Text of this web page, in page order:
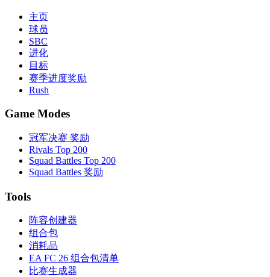
主页
球员
SBC
进化
目标
赛季进度奖励
Rush
Game Modes
冠军决赛 奖励
Rivals Top 200
Squad Battles Top 200
Squad Battles 奖励
Tools
阵容创建器
组合包
消耗品
EA FC 26 组合包清单
比赛生成器